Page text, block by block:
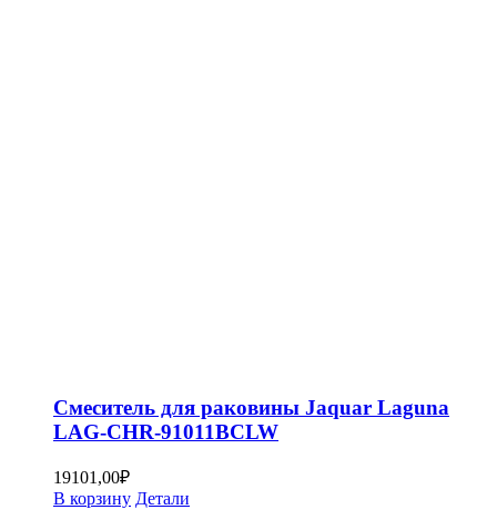
Смеситель для раковины Jaquar Laguna
LAG-CHR-91011BCLW
19101,00₽
В корзину Детали